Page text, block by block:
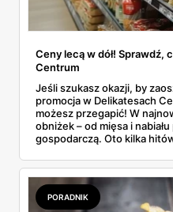
Ceny lecą w dół! Sprawdź,
Centrum
Jeśli szukasz okazji, by
promocja w Delikatesach
możesz przegapić! W
obniżek – od mięsa i
gospodarczą. Oto kilka
PORADNIK